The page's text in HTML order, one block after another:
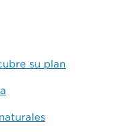
su plan